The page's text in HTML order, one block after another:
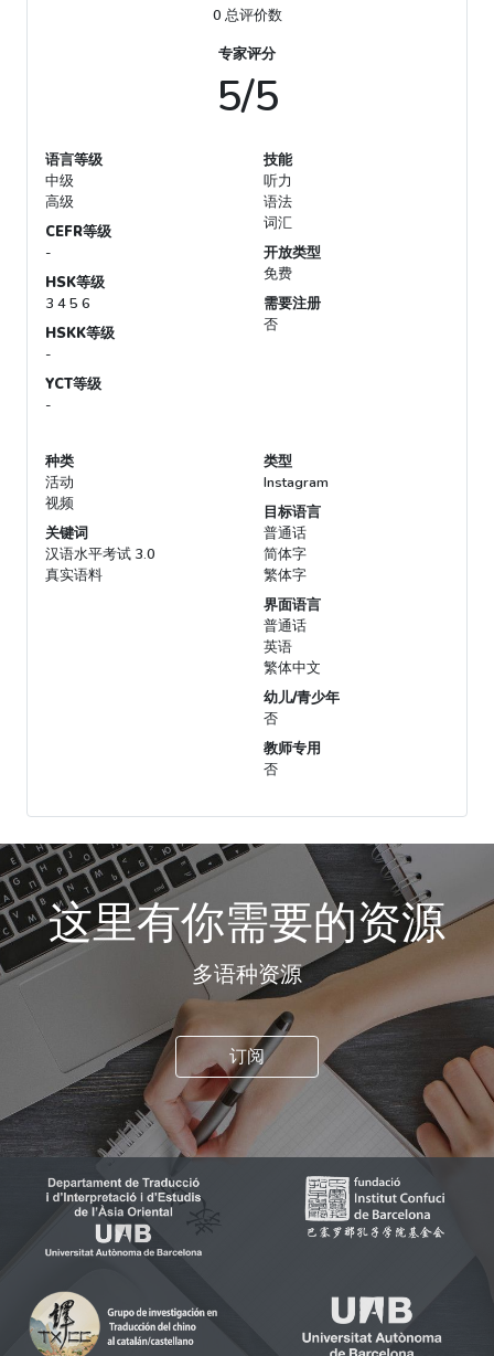
0 总评价数
专家评分
5/5
语言等级
中级
高级
CEFR等级
-
HSK等级
3 4 5 6
HSKK等级
-
YCT等级
-
技能
听力
语法
词汇
开放类型
免费
需要注册
否
种类
活动
视频
关键词
汉语水平考试 3.0
真实语料
类型
Instagram
目标语言
普通话
简体字
繁体字
界面语言
普通话
英语
繁体中文
幼儿/青少年
否
教师专用
否
这里有你需要的资源
多语种资源
订阅